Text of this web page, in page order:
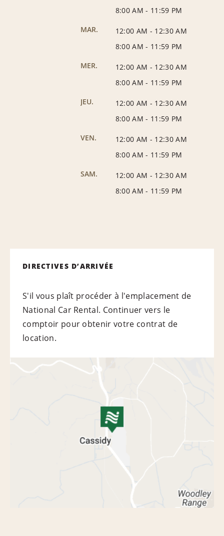
8:00 AM - 11:59 PM
MAR.
12:00 AM - 12:30 AM
8:00 AM - 11:59 PM
MER.
12:00 AM - 12:30 AM
8:00 AM - 11:59 PM
JEU.
12:00 AM - 12:30 AM
8:00 AM - 11:59 PM
VEN.
12:00 AM - 12:30 AM
8:00 AM - 11:59 PM
SAM.
12:00 AM - 12:30 AM
8:00 AM - 11:59 PM
DIRECTIVES D’ARRIVÉE
S'il vous plaît procéder à l'emplacement de
National Car Rental. Continuer vers le
comptoir pour obtenir votre contrat de
location.